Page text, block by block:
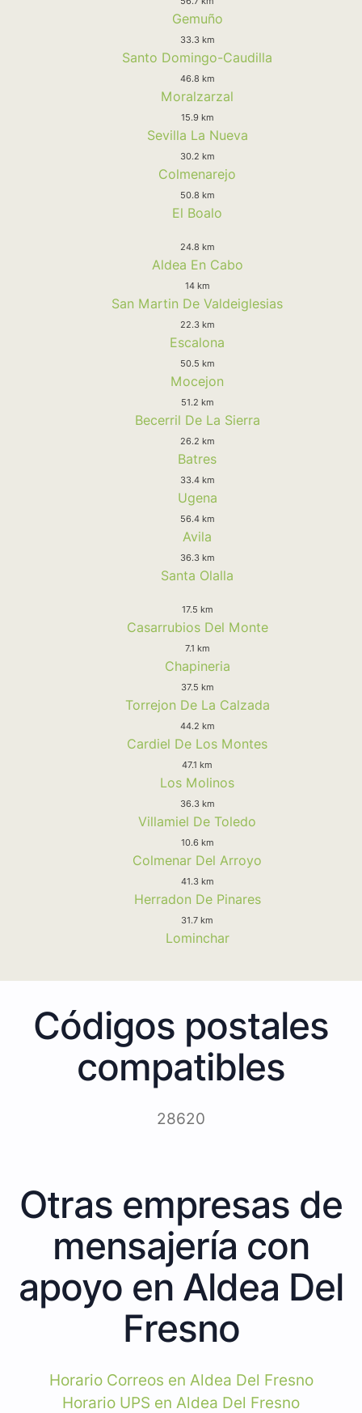
Gemuño
33.3 km
Santo Domingo-Caudilla
46.8 km
Moralzarzal
15.9 km
Sevilla La Nueva
30.2 km
Colmenarejo
50.8 km
El Boalo
24.8 km
Aldea En Cabo
14 km
San Martin De Valdeiglesias
22.3 km
Escalona
50.5 km
Mocejon
51.2 km
Becerril De La Sierra
26.2 km
Batres
33.4 km
Ugena
56.4 km
Avila
36.3 km
Santa Olalla
17.5 km
Casarrubios Del Monte
7.1 km
Chapineria
37.5 km
Torrejon De La Calzada
44.2 km
Cardiel De Los Montes
47.1 km
Los Molinos
36.3 km
Villamiel De Toledo
10.6 km
Colmenar Del Arroyo
41.3 km
Herradon De Pinares
31.7 km
Lominchar
Códigos postales
compatibles
28620
Otras empresas de
mensajería con
apoyo en Aldea Del
Fresno
Horario Correos en Aldea Del Fresno
Horario UPS en Aldea Del Fresno